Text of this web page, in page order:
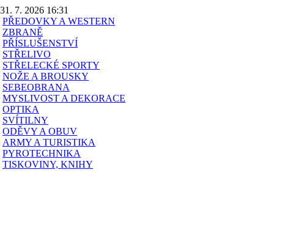
31. 7. 2026 16:31
PŘEDOVKY A WESTERN
ZBRANĚ
PŘÍSLUŠENSTVÍ
STŘELIVO
STŘELECKÉ SPORTY
NOŽE A BROUSKY
SEBEOBRANA
MYSLIVOST A DEKORACE
OPTIKA
SVÍTILNY
ODĚVY A OBUV
ARMY A TURISTIKA
PYROTECHNIKA
TISKOVINY, KNIHY